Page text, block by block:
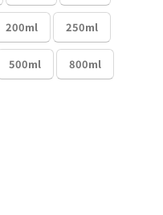
200ml 250ml
500ml 800ml